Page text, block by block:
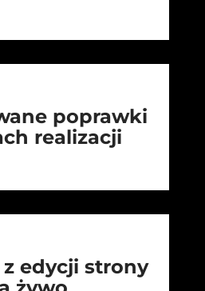
poprawki
realizacji
edycji strony